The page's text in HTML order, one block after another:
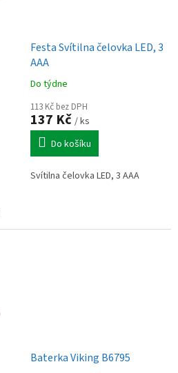
Festa Svítilna čelovka LED, 3
AAA
Do týdne
113 Kč bez DPH
137 Kč / ks
Do košíku
Svítilna čelovka LED, 3 AAA
Baterka Viking B6795